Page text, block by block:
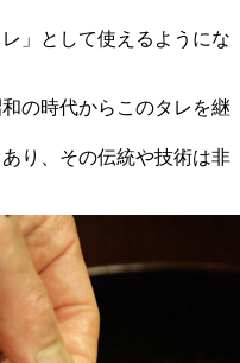
」として使えるようにな
の時代からこのタレを継
り、その伝統や技術は非